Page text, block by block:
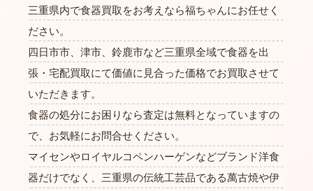
三重県内で食器買取をお考えなら福ちゃんにお任せく
ださい。
四日市市、津市、鈴鹿市など三重県全域で食器を出
張・宅配買取にて価値に見合った価格でお買取させて
いただきます。
食器の処分にお困りなら査定は無料となっていますの
で、お気軽にお問合せください。
マイセンやロイヤルコペンハーゲンなどブランド洋食
器だけでなく、三重県の伝統工芸品である萬古焼や伊